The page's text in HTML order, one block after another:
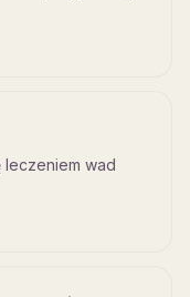
leczeniem wad